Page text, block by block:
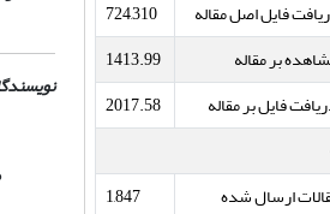
فایل اصل مقاله
724,310
بر مقاله
1413.99
فایل بر مقاله
2017.58
ارسال شده
1,847